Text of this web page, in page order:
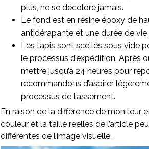
plus, ne se décolore jamais.
Le fond est en résine époxy de
antidérapante et une durée de vie
Les tapis sont scellés sous vide
le processus d’expédition. Après
mettre jusqu’à 24 heures pour
recommandons d’aspirer
processus de tassement.
En raison de la différence de moniteur
couleur et la taille réelles de l’article
différentes de l’image visuelle.